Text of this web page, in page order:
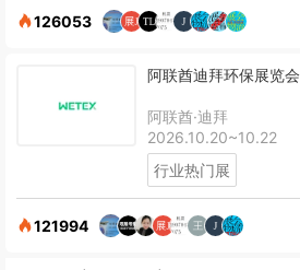
126053
阿联酋迪拜环保展览会
阿联酋·迪拜
2026.10.20~10.22
行业热门展
121994